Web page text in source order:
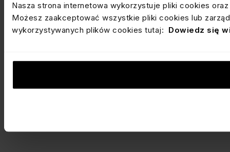
Nasza strona internetowa wykorzystuje pliki cookies
Możesz zaakceptować wszystkie pliki cookies lub
wykorzystywanych plików cookies tutaj: Dowiedz się